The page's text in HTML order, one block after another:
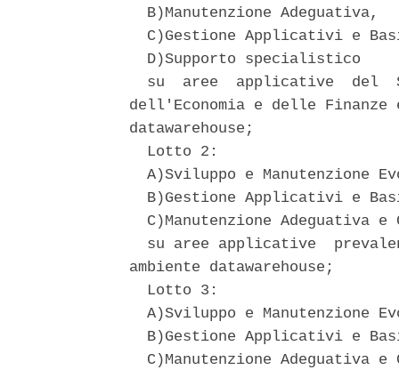
  B)Manutenzione Adeguativa,
C)Gestione Applicativi e
  D)Supporto specialistico
su  aree  applicative  del
dell'Economia e delle
datawarehouse;
  Lotto 2:
A)Sviluppo e Manutenzione
B)Gestione Applicativi e
C)Manutenzione Adeguativa e
su aree applicative
ambiente datawarehouse;
  Lotto 3:
A)Sviluppo e Manutenzione
B)Gestione Applicativi e
C)Manutenzione Adeguativa e